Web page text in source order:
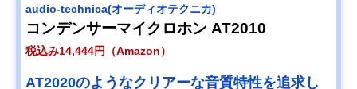
audio-technica(オーディオテクニカ)
コンデンサーマイクロホン AT2010
税込み14,444円（Amazon）
AT2020のようなクリアーな音質特性を追求し